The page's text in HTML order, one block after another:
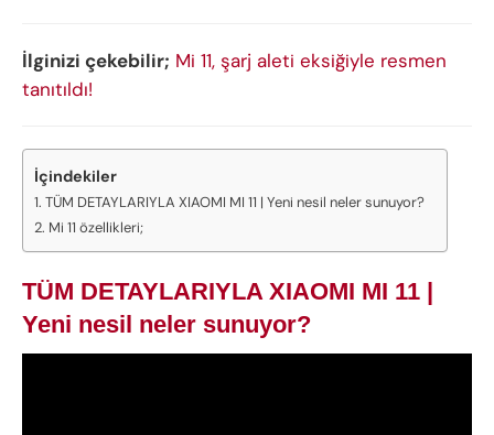
İlginizi çekebilir; Mi 11, şarj aleti eksiğiyle resmen
tanıtıldı!
İçindekiler
TÜM DETAYLARIYLA XIAOMI MI 11 | Yeni nesil neler sunuyor?
Mi 11 özellikleri;
TÜM DETAYLARIYLA XIAOMI MI 11 |
Yeni nesil neler sunuyor?